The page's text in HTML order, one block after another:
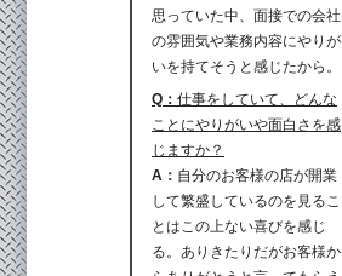
思っていた中、面接での会社
の雰囲気や業務内容にやりが
いを持てそうと感じたから。
Q： 仕事をしていて、どんな
ことにやりがいや面白さを感
じますか？
A： 自分のお客様の店が開業
して繁盛しているのを見るこ
とはこの上ない喜びを感じ
る。ありきたりだがお客様か